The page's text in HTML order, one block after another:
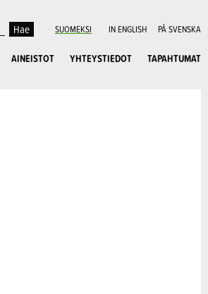
SUOMEKSI IN ENGLISH PÅ SVENSKA
AINEISTOT YHTEYSTIEDOT TAPAHTUMAT